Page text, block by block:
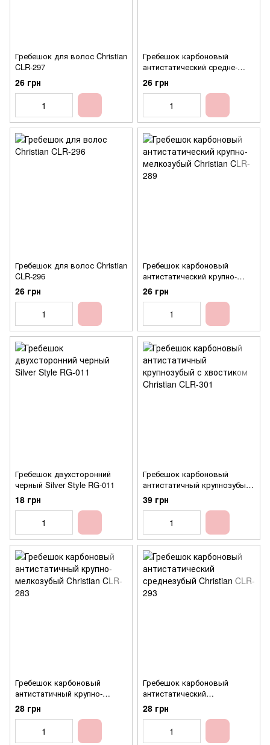
Гребешок для волос Christian
CLR-297
26 грн
Гребешок карбоновый
антистатический средне-
мелкозубый Christian CLR-294
26 грн
Гребешок для волос Christian
CLR-296
26 грн
Гребешок карбоновый
антистатический крупно-
мелкозубый Christian CLR-289
26 грн
Гребешок двухсторонний
черный Silver Style RG-011
18 грн
Гребешок карбоновый
антистатичный крупнозубый
с хвостиком Christian CLR-
301
39 грн
Гребешок карбоновый
антистатичный крупно-
мелкозубый Christian CLR-283
28 грн
Гребешок карбоновый
антистатический
среднезубый Christian CLR-
293
28 грн